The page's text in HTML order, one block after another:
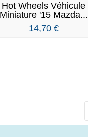
Hot Wheels Véhicule
Miniature '15 Mazda...
14,70 €